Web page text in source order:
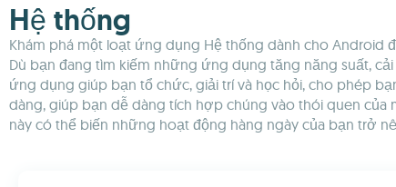
Hệ thống
Khám phá một loạt ứng dụng Hệ thống dành cho Android
Dù bạn đang tìm kiếm những ứng dụng tăng năng suất,
ứng dụng giúp bạn tổ chức, giải trí và học hỏi, cho phép
dàng, giúp bạn dễ dàng tích hợp chúng vào thói quen của
này có thể biến những hoạt động hàng ngày của bạn trở